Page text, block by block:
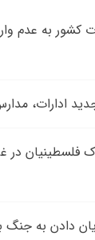
کشور به عدم
ادارات،
در
دادن به جنگ